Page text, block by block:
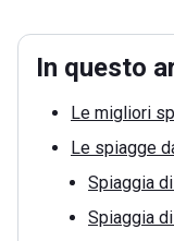
In questo
Le migliori
Le spiagge
Spiaggia
Spiaggia